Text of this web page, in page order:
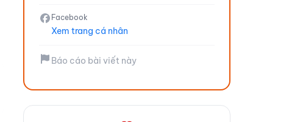
Facebook
Xem trang cá nhân
Báo cáo bài viết này